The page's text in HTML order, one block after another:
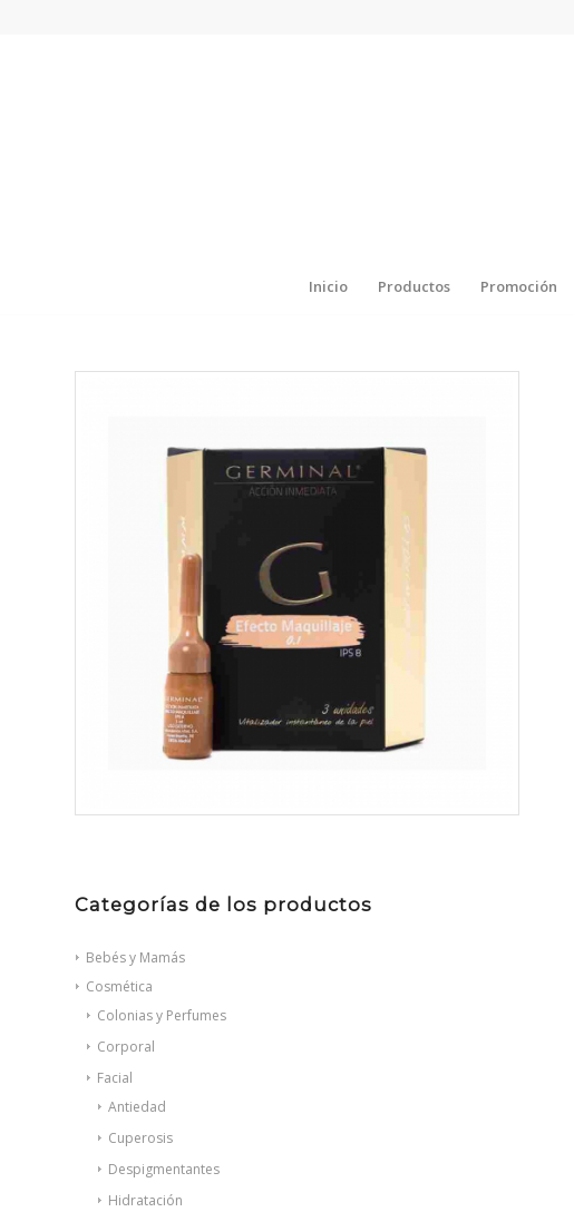
Inicio Productos Promoción
Categorías de los productos
Bebés y Mamás
Cosmética
Colonias y Perfumes
Corporal
Facial
Antiedad
Cuperosis
Despigmentantes
Hidratación